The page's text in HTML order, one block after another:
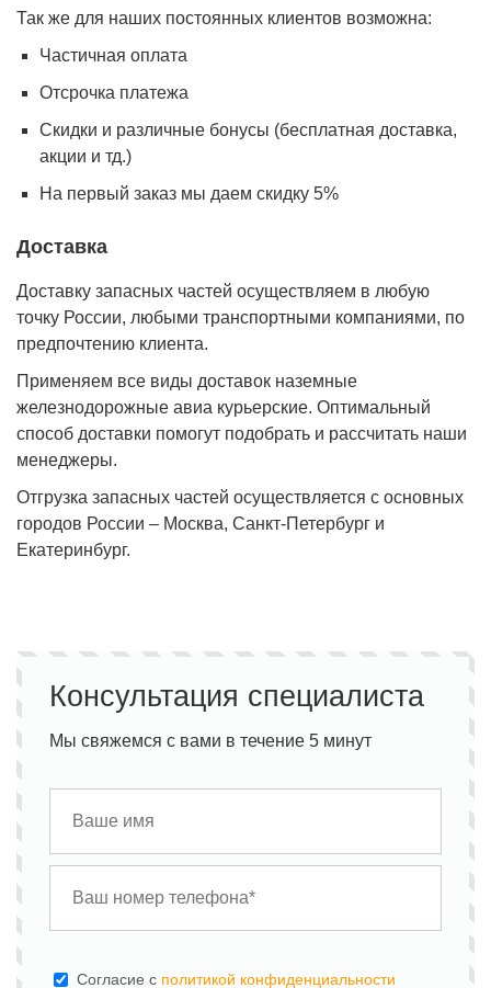
Так же для наших постоянных клиентов возможна:
Частичная оплата
Отсрочка платежа
Cкидки и различные бонусы (бесплатная доставка,
акции и тд.)
На первый заказ мы даем скидку 5%
Доставка
Доставку запасных частей осуществляем в любую
точку России, любыми транспортными компаниями, по
предпочтению клиента.
Применяем все виды доставок наземные
железнодорожные авиа курьерские. Оптимальный
способ доставки помогут подобрать и рассчитать наши
менеджеры.
Отгрузка запасных частей осуществляется с основных
городов России – Москва, Санкт-Петербург и
Екатеринбург.
Консультация специалиста
Мы свяжемся с вами в течение 5 минут
Cогласие с политикой конфиденциальности